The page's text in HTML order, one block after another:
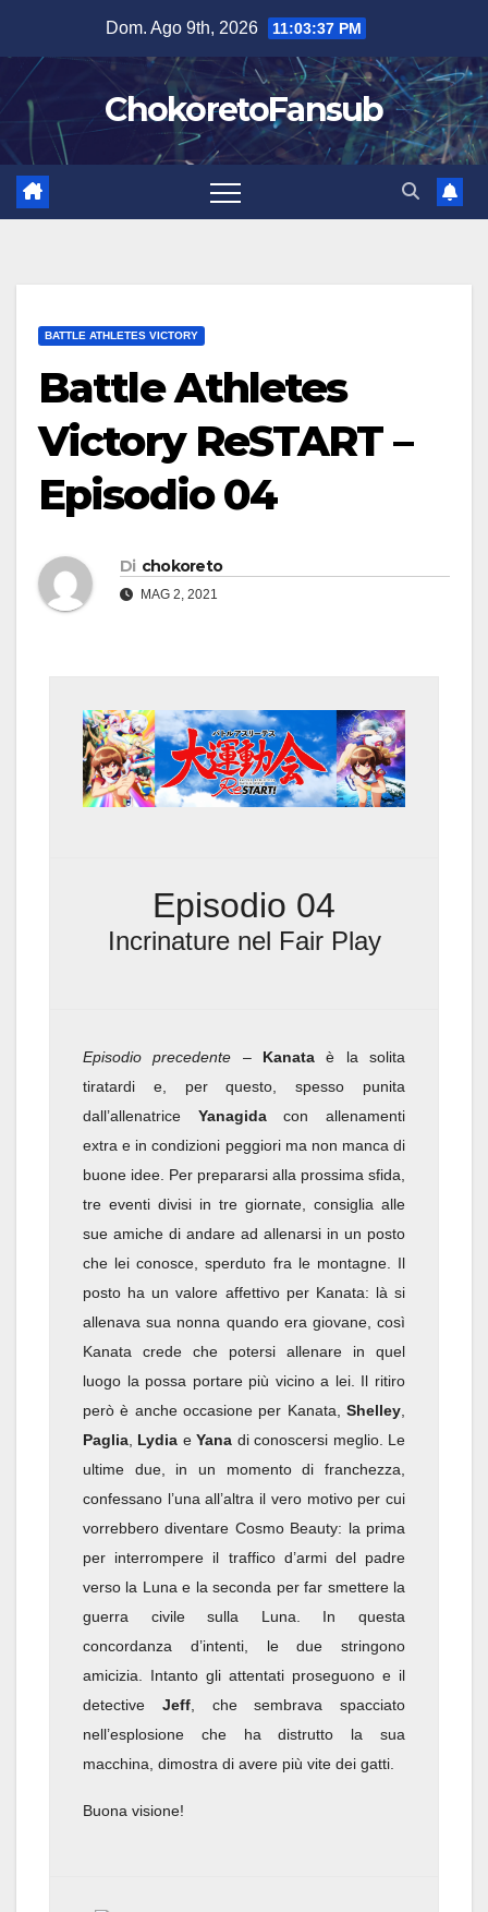
contenuto
Dom. Ago 9th, 2026 11:03:37 PM
ChokoretoFansub
BATTLE ATHLETES VICTORY
Battle Athletes
Victory ReSTART –
Episodio 04
Di chokoreto
MAG 2, 2021
Episodio 04
Incrinature nel Fair Play
Episodio precedente – Kanata è la solita
tiratardi e, per questo, spesso punita
dall’allenatrice Yanagidacon allenamenti
extra e in condizioni peggiori ma non manca di
buone idee. Per prepararsi alla prossima sfida,
tre eventi divisi in tre giornate, consiglia alle
sue amiche di andare ad allenarsi in un posto
che lei conosce, sperduto fra le montagne. Il
posto ha un valore affettivo per Kanata: là si
allenava sua nonna quando era giovane, così
Kanata crede che potersi allenare in quel
luogo la possa portare più vicino a lei. Il ritiro
però è anche occasione per Kanata, Shelley,
Paglia, Lydia eYana di conoscersi meglio. Le
ultime due, in un momento di franchezza,
confessano l’una all’altra il vero motivo per cui
vorrebbero diventare Cosmo Beauty: la prima
per interrompere il traffico d’armi del padre
verso la Luna e la seconda per far smettere la
guerra civile sulla Luna. In questa
concordanza d’intenti, le due stringono
amicizia. Intanto gli attentati proseguono e il
detective Jeff, che sembrava spacciato
nell’esplosione che ha distrutto la sua
macchina, dimostra di avere più vite dei gatti.
Buona visione!